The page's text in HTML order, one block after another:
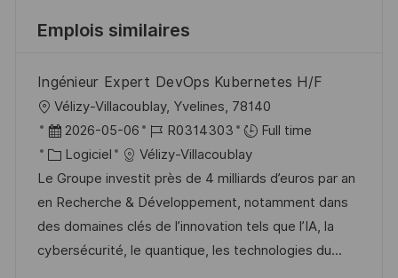
Emplois similaires
Ingénieur Expert DevOps Kubernetes H/F
o
c
a
l
i
s
Vélizy-Villacoublay, Yvelines, 78140
D
a
t
e
d
’
2026-05-06
R
é
f
é
r
e
R0314303
Full time
C
a
t
é
g
Logiciel
Vélizy-Villacoublay
Le Groupe investit près de 4 milliards d’euros par an
en Recherche & Développement, notamment dans
des domaines clés de l’innovation tels que l’IA, la
cybersécurité, le quantique, les technologies du...